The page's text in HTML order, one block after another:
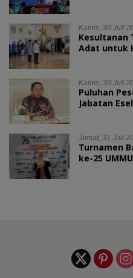
Kamis, 30 Juli
Kesultanan
Adat untuk
Kamis, 30 Juli
Puluhan
Jabatan
Jumat, 31 Juli
Turnamen
ke-25